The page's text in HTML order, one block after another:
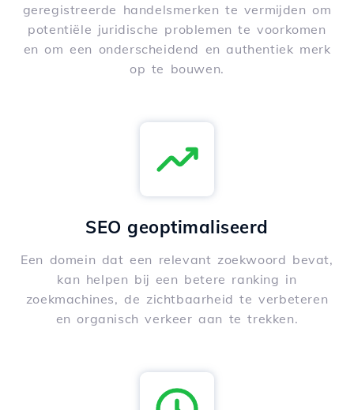
geregistreerde handelsmerken te vermijden om
potentiële juridische problemen te voorkomen
en om een onderscheidend en authentiek merk
op te bouwen.
SEO geoptimaliseerd
Een domein dat een relevant zoekwoord bevat,
kan helpen bij een betere ranking in
zoekmachines, de zichtbaarheid te verbeteren
en organisch verkeer aan te trekken.